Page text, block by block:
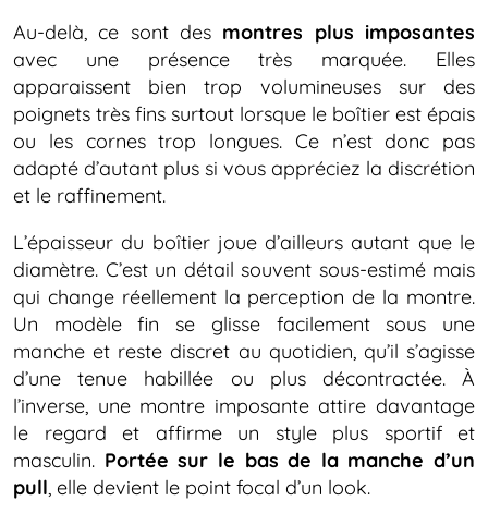
Au-delà, ce sont des montres plus imposantes
avec une présence très marquée. Elles
apparaissent bien trop volumineuses sur des
poignets très fins surtout lorsque le boîtier est épais
ou les cornes trop longues. Ce n’est donc pas
adapté d’autant plus si vous appréciez la discrétion
et le raffinement.
L’épaisseur du boîtier joue d’ailleurs autant que le
diamètre. C’est un détail souvent sous-estimé mais
qui change réellement la perception de la montre.
Un modèle fin se glisse facilement sous une
manche et reste discret au quotidien, qu’il s’agisse
d’une tenue habillée ou plus décontractée. À
l’inverse, une montre imposante attire davantage
le regard et affirme un style plus sportif et
masculin. Portée sur le bas de la manche d’un
pull, elle devient le point focal d’un look.